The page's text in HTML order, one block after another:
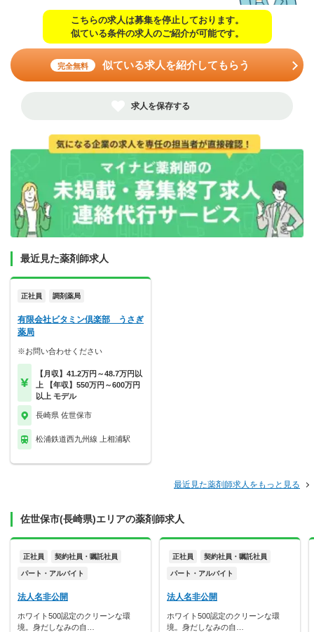
こちらの求人は募集を停止しております。
似ている条件の求人のご紹介が可能です。
完全無料 似ている求人を紹介してもらう
求人を保存する
最近見た薬剤師求人
正社員 調剤薬局
有限会社ビタミン倶楽部 うさぎ
薬局
※お問い合わせください
【月収】41.2万円～48.7万円以
上 【年収】550万円～600万円
以上 モデル
長崎県 佐世保市
松浦鉄道西九州線 上相浦駅
最近見た薬剤師求人をもっと見る
佐世保市(長崎県)エリアの薬剤師求人
正社員 契約社員・嘱託社員
パート・アルバイト
法人名非公開
ホワイト500認定のクリーンな環
境。身だしなみの自…
正社員 契約社員・嘱託社員
パート・アルバイト
法人名非公開
ホワイト500認定のクリーンな環
境。身だしなみの自…